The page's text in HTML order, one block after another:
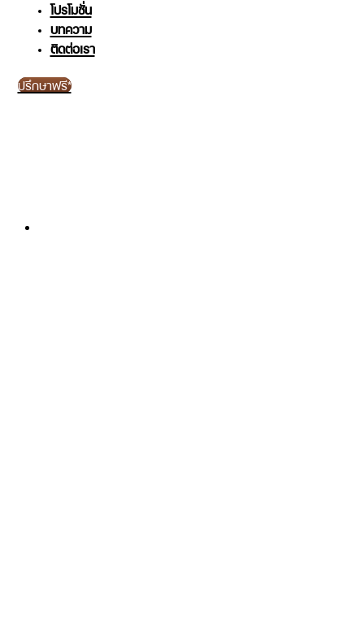
โปรโมชั่น
บทความ
ติดต่อเรา
ปรึกษาฟรี*